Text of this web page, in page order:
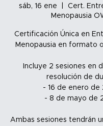
sáb, 16 ene
Cert.
Menopausia
Certificación Única en
Menopausia en formato
Incluye 2 sesiones en
resolución de
- 16 de enero de
- 8 de mayo de
Ambas sesiones tendrán